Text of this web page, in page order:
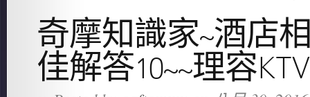
奇摩知識家~酒店
佳解答10~~理容KTV